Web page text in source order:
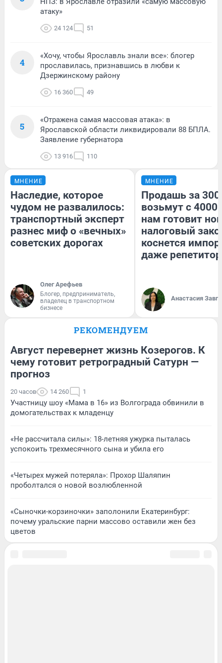
атаку»
24 124 51
4
«Хочу, чтобы Ярославль знали все»: блогер
прославилась, признавшись в любви к
Дзержинскому району
16 360 49
5
«Отражена самая массовая атака»: в
Ярославской области ликвидировали 88 БПЛА.
Заявление губернатора
13 916 110
МНЕНИЕ
Наследие, которое
чудом не развалилось:
транспортный эксперт
разнес миф о «вечных»
советских дорогах
Олег Арефьев
Блогер, предприниматель,
владелец в транспортном
бизнесе
МНЕНИЕ
Продашь за
возьмут с
нам готовит
налоговый
коснется
даже
Анастасия
РЕКОМЕНДУЕМ
Август перевернет жизнь Козерогов. К
чему готовит ретроградный Сатурн —
прогноз
20 часов 14 260 1
Участницу шоу «Мама в 16» из Волгограда обвинили в
домогательствах к младенцу
«Не рассчитала силы»: 18-летняя ужурка пыталась
успокоить трехмесячного сына и убила его
«Четырех мужей потеряла»: Прохор Шаляпин
проболтался о новой возлюбленной
«Сыночки-корзиночки» заполонили Екатеринбург:
почему уральские парни массово оставили жен без
цветов